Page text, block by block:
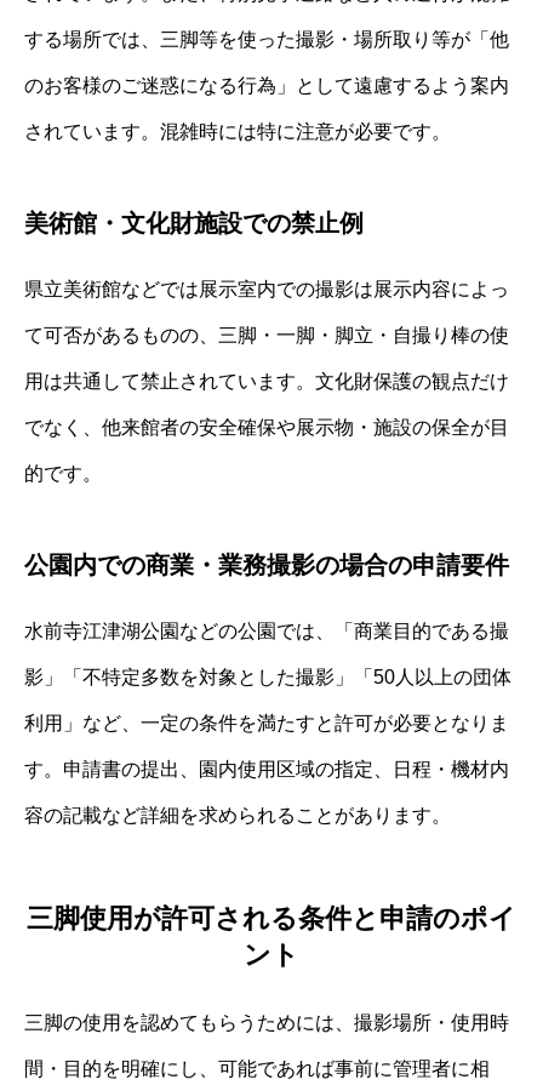
する場所では、三脚等を使った撮影・場所取り等が「他
のお客様のご迷惑になる行為」として遠慮するよう案内
されています。混雑時には特に注意が必要です。
美術館・文化財施設での禁止例
県立美術館などでは展示室内での撮影は展示内容によっ
て可否があるものの、三脚・一脚・脚立・自撮り棒の使
用は共通して禁止されています。文化財保護の観点だけ
でなく、他来館者の安全確保や展示物・施設の保全が目
的です。
公園内での商業・業務撮影の場合の申請要件
水前寺江津湖公園などの公園では、「商業目的である撮
影」「不特定多数を対象とした撮影」「50人以上の団体
利用」など、一定の条件を満たすと許可が必要となりま
す。申請書の提出、園内使用区域の指定、日程・機材内
容の記載など詳細を求められることがあります。
三脚使用が許可される条件と申請のポイ
ント
三脚の使用を認めてもらうためには、撮影場所・使用時
間・目的を明確にし、可能であれば事前に管理者に相